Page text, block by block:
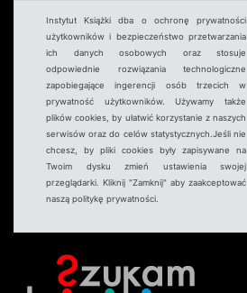
Instytut Książki dba o ochronę prywatności
użytkowników i bezpieczeństwo przetwarzania
ich danych osobowych oraz stosuje
odpowiednie rozwiązania technologiczne
zapobiegające ingerencji osób trzecich w
prywatność użytkowników. Używamy także
plików cookies, by ułatwić korzystanie z naszych
serwisów oraz do celów statystycznych.Jeśli nie
chcesz, by pliki cookies były zapisywane na
Twoim dysku zmień ustawienia swojej
przeglądarki. Kliknij "Zamknij" aby zaakceptować
naszą politykę prywatności.